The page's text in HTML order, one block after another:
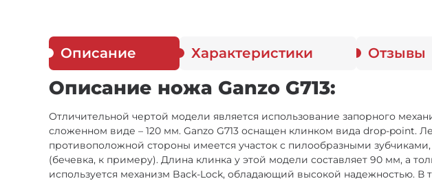
Описание Характеристики Отзывы
Описание ножа Ganzo G713:
Отличительной чертой модели является использование запорного
сложенном виде – 120 мм. Ganzo G713 оснащен клинком вида drop-point.
противоположной стороны имеется участок с пилообразными
(бечевка, к примеру). Длина клинка у этой модели составляет 90 мм, а
используется механизм Back-Lock, обладающий высокой надежностью.